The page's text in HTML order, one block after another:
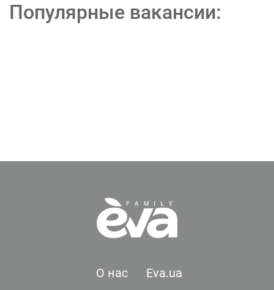
Популярные вакансии:
О нас
Eva.ua